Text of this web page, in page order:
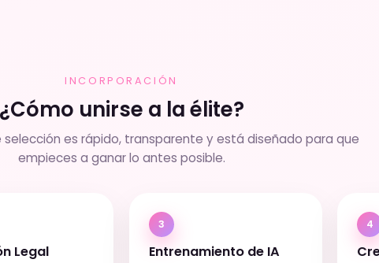
INCORPORACIÓN
¿Cómo unirse a la élite?
es rápido, transparente y está diseñado para que
empieces a ganar lo antes posible.
Legal
3
Entrenamiento de IA
4